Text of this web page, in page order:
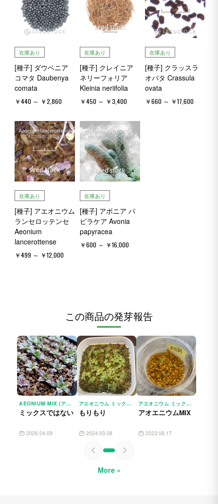
在庫あり
[種子] ダウベニア
コマタ Daubenya
comata
￥440 ～ ￥2,860
在庫あり
[種子] クレイニア
ネリーフォリア
Kleinia neriifolia
￥450 ～ ￥3,400
在庫あり
[種子] クラッスラ
オバタ Crassula
ovata
￥660 ～ ￥17,600
在庫あり
[種子] アエオニウム
ランセロッテンセ
Aeonium
lancerottense
￥499 ～ ￥12,000
在庫あり
[種子] アボニア パ
ピラケア Avonia
papyracea
￥600 ～ ￥16,000
この商品の発芽報告
AEONIUM MIX (アエオニウム ミックス)
ミックスではない
2026.04.09
アエオニウム ミックス AEONIUM MIX
もりもり
2024.03.08
アエオニウム ミックス AEONIUM MIX
アオエニウムMIX
2023.08.17
More »